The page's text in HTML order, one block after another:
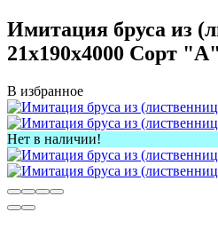
Имитация бруса из
21х190х4000 Сорт "A"
В избранное
Нет в наличии!